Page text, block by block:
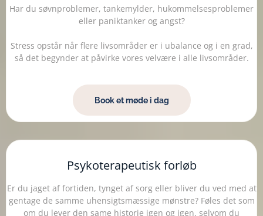
Har du søvnproblemer, tankemylder, hukommelsesproblemer
eller paniktanker og angst?
Stress opstår når flere livsområder er i ubalance og i en grad,
så det begynder at påvirke vores velvære i alle livsområder.
Book et møde i dag
Psykoterapeutisk forløb
Er du jaget af fortiden, tynget af sorg eller bliver du ved med at
gentage de samme uhensigtsmæssige mønstre? Føles det som
om du lever den same historie igen og igen, selvom du